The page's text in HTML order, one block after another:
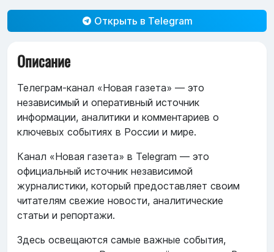
Открыть в Telegram
Описание
Телеграм-канал «Новая газета» — это
независимый и оперативный источник
информации, аналитики и комментариев о
ключевых событиях в России и мире.
Канал «Новая газета» в Telegram — это
официальный источник независимой
журналистики, который предоставляет своим
читателям свежие новости, аналитические
статьи и репортажи.
Здесь освещаются самые важные события,